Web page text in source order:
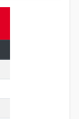
ZİYARET